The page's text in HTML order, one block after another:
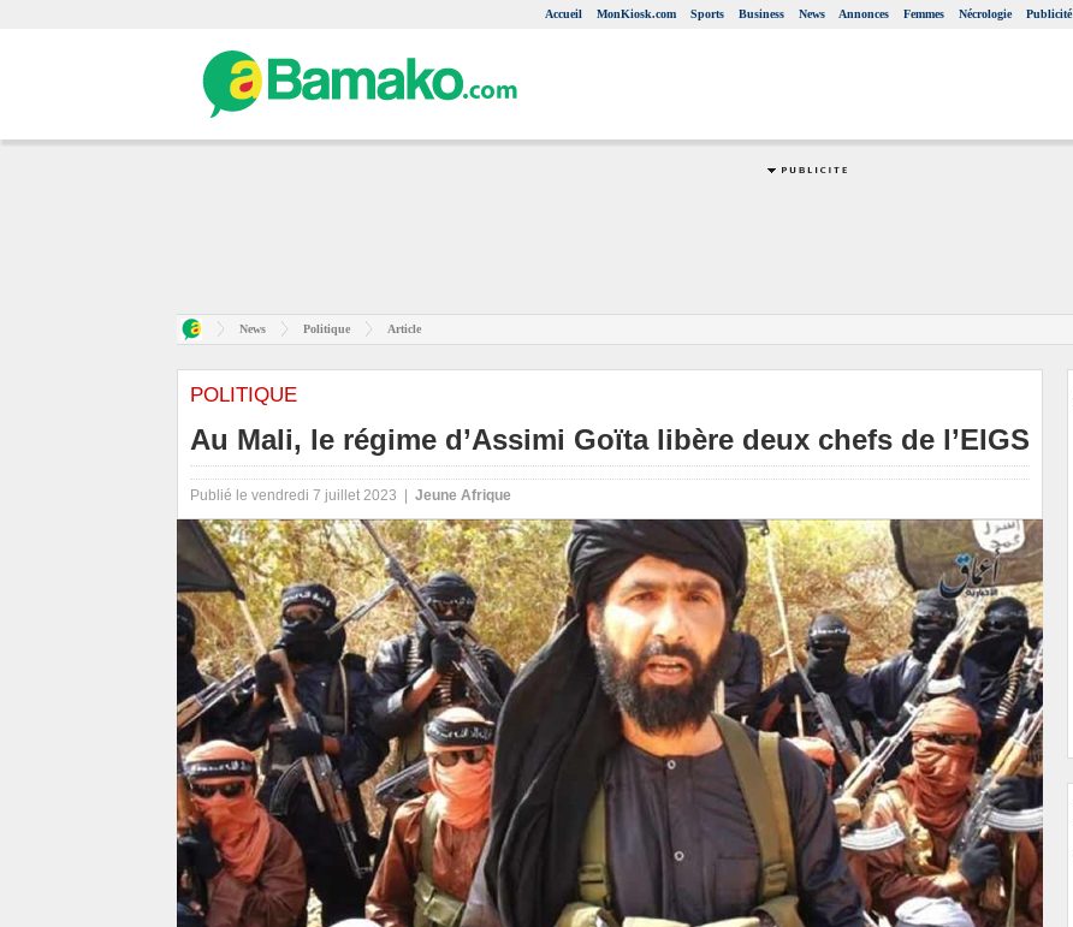
Accueil MonKiosk.com Sports Business News Annonces Femmes Nécrologie Publicité
News Politique Article
POLITIQUE
Au Mali, le régime d’Assimi Goïta libère deux chefs de l’EIGS
Publié le vendredi 7 juillet 2023 | Jeune Afrique